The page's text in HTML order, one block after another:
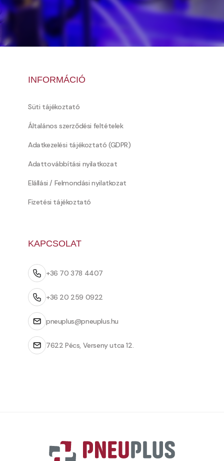
INFORMÁCIÓ
Süti tájékoztató
Általános szerződési feltételek
Adatkezelési tájékoztató (GDPR)
Adattovábbítási nyilatkozat
Elállási / Felmondási nyilatkozat
Fizetési tájékoztató
KAPCSOLAT
+36 70 378 4407
+36 20 259 0922
pneuplus@pneuplus.hu
7622 Pécs, Verseny utca 12.